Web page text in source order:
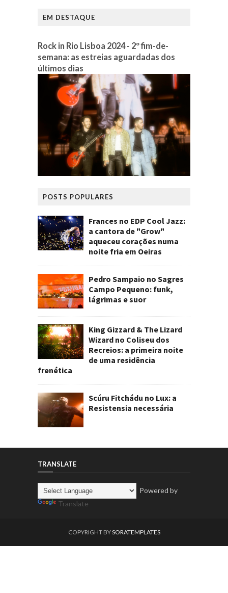
EM DESTAQUE
Rock in Rio Lisboa 2024 - 2º fim-de-
semana: as estreias aguardadas dos
últimos dias
POSTS POPULARES
Frances no EDP Cool Jazz:
a cantora de "Grow"
aqueceu corações numa
noite fria em Oeiras
Pedro Sampaio no Sagres
Campo Pequeno: funk,
lágrimas e suor
King Gizzard & The Lizard
Wizard no Coliseu dos
Recreios: a primeira noite
de uma residência
frenética
Scúru Fitchádu no Lux: a
Resistensia necessária
TRANSLATE
Powered by
Translate
COPYRIGHT BYSORATEMPLATES